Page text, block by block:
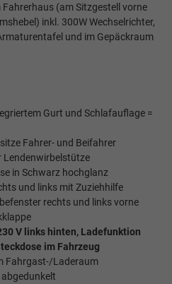
(am Sitzgestell vorne
inkl. 300W Wechselrichter,
und im Gepäckraum
Gurt und Schlafauflage =
Fahrer- und Beifahrer
Lendenwirbelstütze
in Schwarz hochglanz
und links mit Zuziehhilfe
rechts und links vorne
V links hinten, Ladefunktion
im Fahrzeug
Fahrgast-/Laderaum